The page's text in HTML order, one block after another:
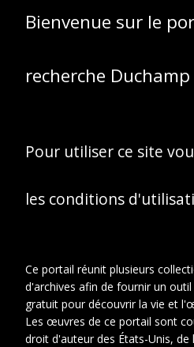
Magdeleine
bébé dans
poussette en
extérieur
Bienvenue sur le
recherche Duchamp
Pour utiliser ce site
les conditions
Ce portail réunit plusieurs
d'archives afin de fournir un
gratuit pour découvrir la vie et
Les œuvres de ce portail sont
droit d'auteur des États-Unis, de